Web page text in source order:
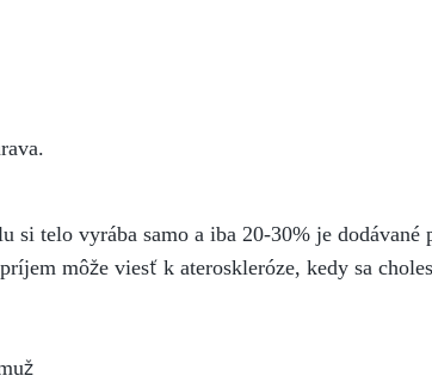
si telo vyrába samo a iba 20-30% je
môže viesť k ateroskleróze, kedy sa